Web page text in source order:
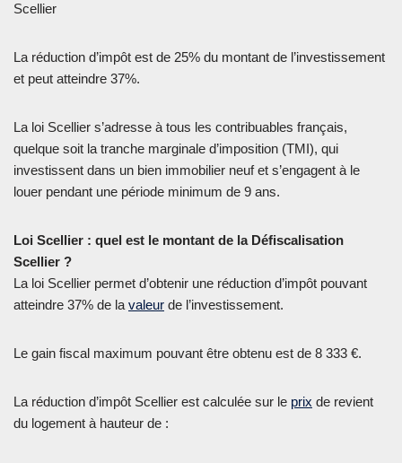
Scellier
La réduction d’impôt est de 25% du montant de l’investissement
et peut atteindre 37%.
La loi Scellier s’adresse à tous les contribuables français,
quelque soit la tranche marginale d’imposition (TMI), qui
investissent dans un bien immobilier neuf et s’engagent à le
louer pendant une période minimum de 9 ans.
Loi Scellier : quel est le montant de la Défiscalisation
Scellier ?
La loi Scellier permet d’obtenir une réduction d’impôt pouvant
atteindre 37% de la valeur de l’investissement.
Le gain fiscal maximum pouvant être obtenu est de 8 333 €.
La réduction d’impôt Scellier est calculée sur le prix de revient
du logement à hauteur de :